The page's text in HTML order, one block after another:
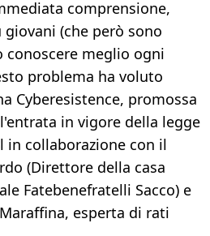
comprensione,
(che però sono
conoscere meglio ogni
problema ha voluto
Cyberesistence, promossa
in vigore della legge
in collaborazione con il
(Direttore della casa
Fatebenefratelli Sacco) e
esperta di rati